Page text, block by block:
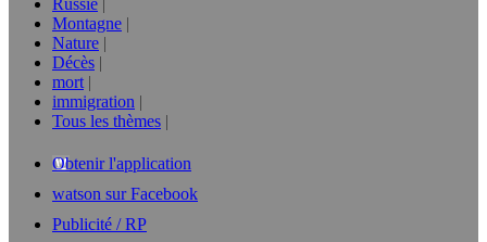
Russie
Montagne
Nature
Décès
mort
immigration
Tous les thèmes
Obtenir l'application
watson sur Facebook
Publicité / RP